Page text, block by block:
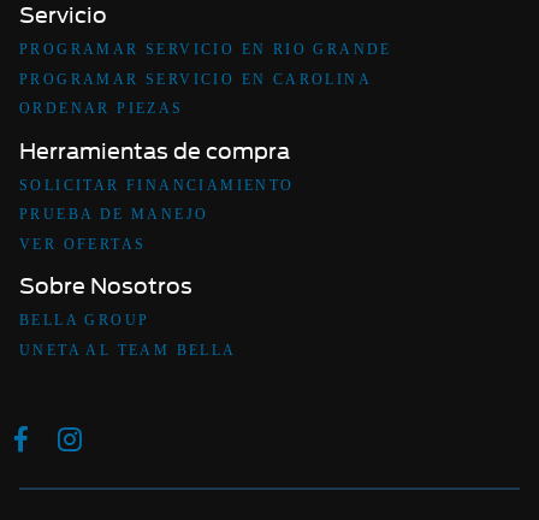
Servicio
PROGRAMAR SERVICIO EN RIO GRANDE
PROGRAMAR SERVICIO EN CAROLINA
ORDENAR PIEZAS
Herramientas de compra
SOLICITAR FINANCIAMIENTO
PRUEBA DE MANEJO
VER OFERTAS
Sobre Nosotros
BELLA GROUP
UNETA AL TEAM BELLA